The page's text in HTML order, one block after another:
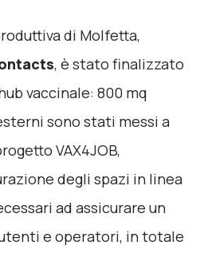
di Molfetta,
, è stato finalizzato
vaccinale: 800 mq
sono stati messi a
VAX4JOB,
degli spazi in linea
ad assicurare un
e operatori, in totale